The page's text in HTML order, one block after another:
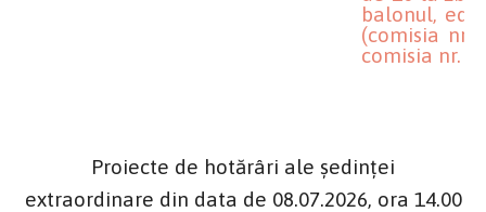
balonul,
(comisia nr.
comisia nr. 4)
Proiecte de hotărâri ale ședinței
extraordinare din data de 08.07.2026, ora 14.00